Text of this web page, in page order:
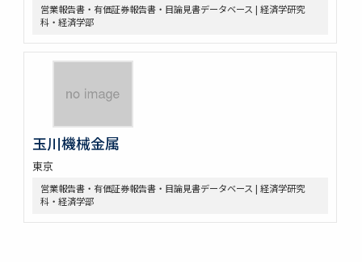
営業報告書・有価証券報告書・目論見書データベース | 経済学研究
科・経済学部
玉川機械金属
東京
営業報告書・有価証券報告書・目論見書データベース | 経済学研究
科・経済学部